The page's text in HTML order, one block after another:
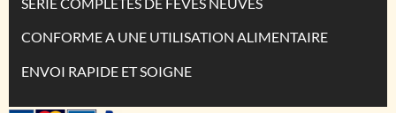
CONFORME A UNE UTILISATION ALIMENTAIRE
ENVOI RAPIDE ET SOIGNE